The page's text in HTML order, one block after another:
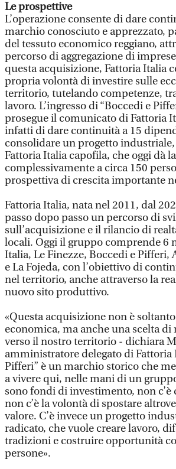
Le prospettive
L’operazione consente di dare
marchio conosciuto e apprezzato,
del tessuto economico reggiano,
percorso di aggregazione di
questa acquisizione, Fattoria Italia
propria volontà di investire sulle
territorio, tutelando competenze,
lavoro. L’ingresso di “Boccedi e
prosegue il comunicato di Fattoria
infatti di dare continuità a 15
consolidare un progetto
Fattoria Italia capofila, che oggi dà
complessivamente a circa 150
prospettiva di crescita importante
Fattoria Italia, nata nel 2011, dal
passo dopo passo un percorso di
sull’acquisizione e il rilancio di
locali. Oggi il gruppo comprende 6
Italia, Le Finezze, Boccedi e Pifferi,
e La Fojeda, con l’obiettivo di
nel territorio, anche attraverso la
nuovo sito produttivo.
«Questa acquisizione non è
economica, ma anche una scelta di
verso il nostro territorio - dichiara
amministratore delegato di Fattoria
Pifferi” è un marchio storico che
a vivere qui, nelle mani di un
sono fondi di investimento, non c’è
non c’è la volontà di spostare
valore. C’è invece un progetto
radicato, che vuole creare lavoro,
tradizioni e costruire opportunità
persone».